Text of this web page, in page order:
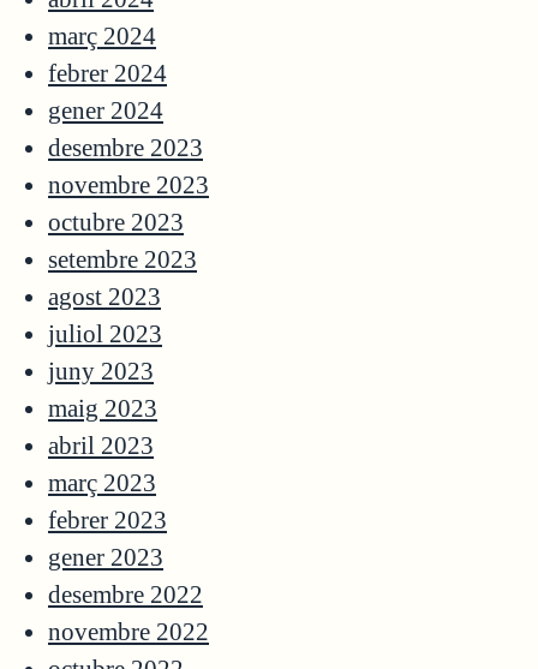
març 2024
febrer 2024
gener 2024
desembre 2023
novembre 2023
octubre 2023
setembre 2023
agost 2023
juliol 2023
juny 2023
maig 2023
abril 2023
març 2023
febrer 2023
gener 2023
desembre 2022
novembre 2022